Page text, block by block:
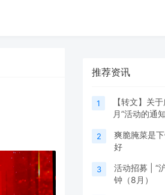
推荐资讯
1
【转文】关
月”活动的通知
2
爽脆腌菜是
好
3
活动招募 | “
钟（8月）